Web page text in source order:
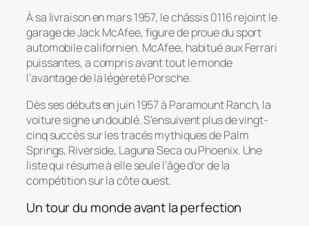
À sa livraison en mars 1957, le châssis 0116 rejoint le
garage de Jack McAfee, figure de proue du sport
automobile californien. McAfee, habitué aux Ferrari
puissantes, a compris avant tout le monde
l’avantage de la légèreté Porsche.
Dès ses débuts en juin 1957 à Paramount Ranch, la
voiture signe un doublé. S’ensuivent plus de vingt-
cinq succès sur les tracés mythiques de Palm
Springs, Riverside, Laguna Seca ou Phoenix. Une
liste qui résume à elle seule l’âge d’or de la
compétition sur la côte ouest.
Un tour du monde avant la perfection